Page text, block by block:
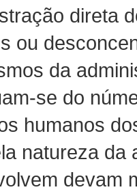
direta
ou
da
se do
humanos
natureza da
devam